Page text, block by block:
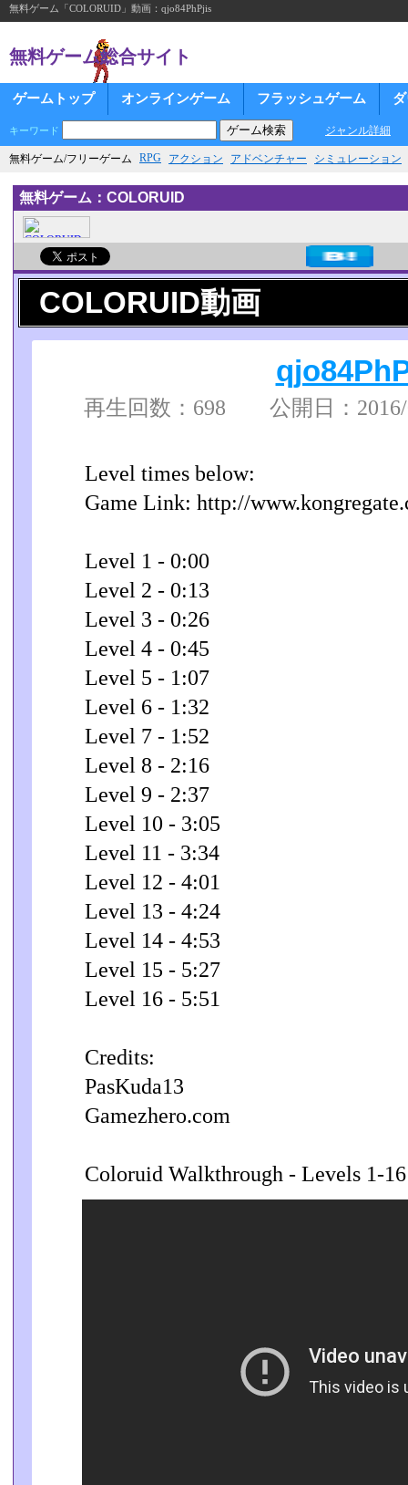
無料ゲーム「COLORUID」動画：qjo84PhPjis
無料ゲーム総合サイト
ゲームトップ オンラインゲーム フラッシュゲーム
キーワード ジャンル詳細
無料ゲーム/フリーゲーム RPG アクション アドベンチャー シミュレーション
無料ゲーム：COLORUID
COLORUID動画
再生回数：698 公開日：
Level times below:
Game Link: http://
Level 1 - 0:00
Level 2 - 0:13
Level 3 - 0:26
Level 4 - 0:45
Level 5 - 1:07
Level 6 - 1:32
Level 7 - 1:52
Level 8 - 2:16
Level 9 - 2:37
Level 10 - 3:05
Level 11 - 3:34
Level 12 - 4:01
Level 13 - 4:24
Level 14 - 4:53
Level 15 - 5:27
Level 16 - 5:51
Credits:
PasKuda13
Gamezhero.com
Coloruid Walkthrough - Levels 1-